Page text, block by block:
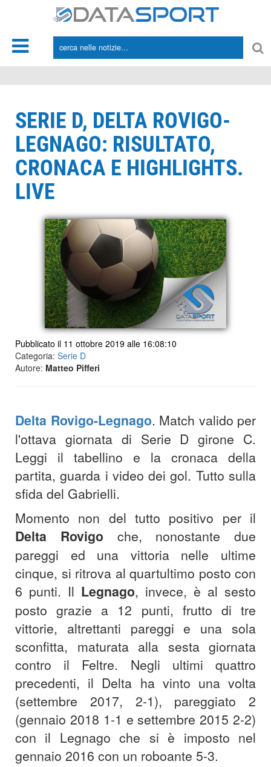
SERIE D, DELTA ROVIGO-
LEGNAGO: RISULTATO,
CRONACA E HIGHLIGHTS.
LIVE
Pubblicato il 11 ottobre 2019 alle 16:08:10
Categoria: Serie D
Autore: Matteo Pifferi
Delta Rovigo-Legnago. Match valido per
l'ottava giornata di Serie D girone C.
Leggi il tabellino e la cronaca della
partita, guarda i video dei gol. Tutto sulla
sfida del Gabrielli.
Momento non del tutto positivo per il
Delta Rovigo che, nonostante due
pareggi ed una vittoria nelle ultime
cinque, si ritrova al quartultimo posto con
6 punti. Il Legnago, invece, è al sesto
posto grazie a 12 punti, frutto di tre
vittorie, altrettanti pareggi e una sola
sconfitta, maturata alla sesta giornata
contro il Feltre. Negli ultimi quattro
precedenti, il Delta ha vinto una volta
(settembre 2017, 2-1), pareggiato 2
(gennaio 2018 1-1 e settembre 2015 2-2)
con il Legnago che si è imposto nel
gennaio 2016 con un roboante 5-3.